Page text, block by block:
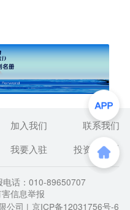
加入我们
联系我们
我要入驻 投资者关系
话：010-89650707
信息举报
公司 | 京ICP备12031756号-6